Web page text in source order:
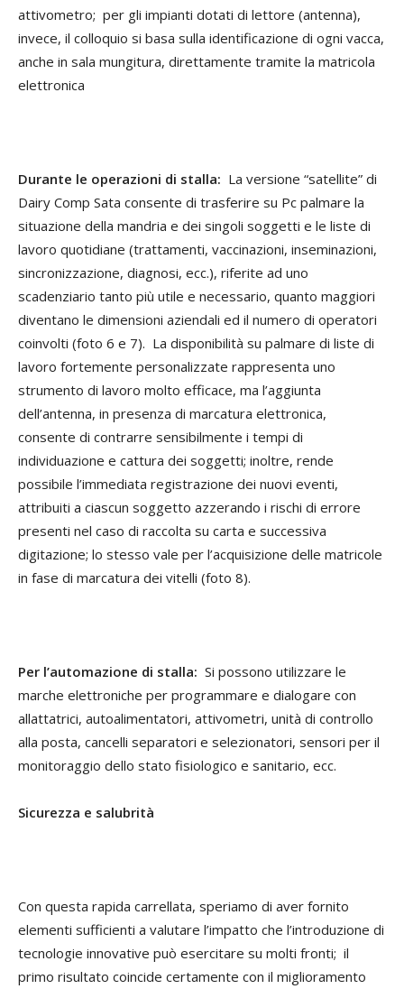
attivometro; per gli impianti dotati di lettore (antenna),
invece, il colloquio si basa sulla identificazione di ogni vacca,
anche in sala mungitura, direttamente tramite la matricola
elettronica
Durante le operazioni di stalla: La versione “satellite” di
Dairy Comp Sata consente di trasferire su Pc palmare la
situazione della mandria e dei singoli soggetti e le liste di
lavoro quotidiane (trattamenti, vaccinazioni, inseminazioni,
sincronizzazione, diagnosi, ecc.), riferite ad uno
scadenziario tanto più utile e necessario, quanto maggiori
diventano le dimensioni aziendali ed il numero di operatori
coinvolti (foto 6 e 7). La disponibilità su palmare di liste di
lavoro fortemente personalizzate rappresenta uno
strumento di lavoro molto efficace, ma l’aggiunta
dell’antenna, in presenza di marcatura elettronica,
consente di contrarre sensibilmente i tempi di
individuazione e cattura dei soggetti; inoltre, rende
possibile l’immediata registrazione dei nuovi eventi,
attribuiti a ciascun soggetto azzerando i rischi di errore
presenti nel caso di raccolta su carta e successiva
digitazione; lo stesso vale per l’acquisizione delle matricole
in fase di marcatura dei vitelli (foto 8).
Per l’automazione di stalla: Si possono utilizzare le
marche elettroniche per programmare e dialogare con
allattatrici, autoalimentatori, attivometri, unità di controllo
alla posta, cancelli separatori e selezionatori, sensori per il
monitoraggio dello stato fisiologico e sanitario, ecc.
Sicurezza e salubrità
Con questa rapida carrellata, speriamo di aver fornito
elementi sufficienti a valutare l’impatto che l’introduzione di
tecnologie innovative può esercitare su molti fronti; il
primo risultato coincide certamente con il miglioramento